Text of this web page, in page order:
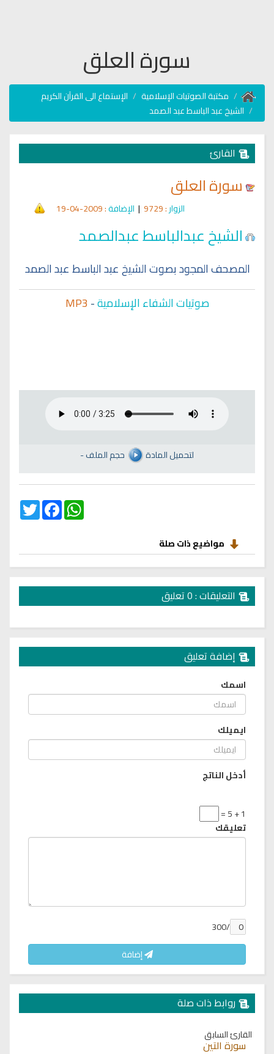
سورة العلق
مكتبة الصوتيات الإسلامية
الإستماع الى القرآن الكريم
الشيخ عبد الباسط عبد الصمد
القارئ
سورة العلق
الزوار: 9729
| الإضافة: 2009-04-19
الشيخ عبدالباسط عبدالصمد
المصحف المجود بصوت الشيخ عبد الباسط عبد الصمد
صوتيات الشفاء الإسلامية-
MP3
- لتحميل المادة حجم الملف
Twitter
FacebookWhatsApp
مواضيع ذات صلة
التعليقات : 0 تعليق
إضافة تعليق
اسمك
ايميلك
أدخل الناتج
1 + 5 =
تعليقك
/300
إضافة
روابط ذات صلة
القارئ السابق
سورة التين